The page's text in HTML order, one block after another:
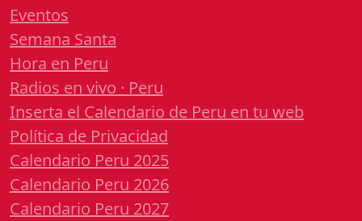
Eventos
Semana Santa
Hora en Peru
Radios en vivo · Peru
Inserta el Calendario de Peru en tu web
Política de Privacidad
Calendario Peru 2025
Calendario Peru 2026
Calendario Peru 2027